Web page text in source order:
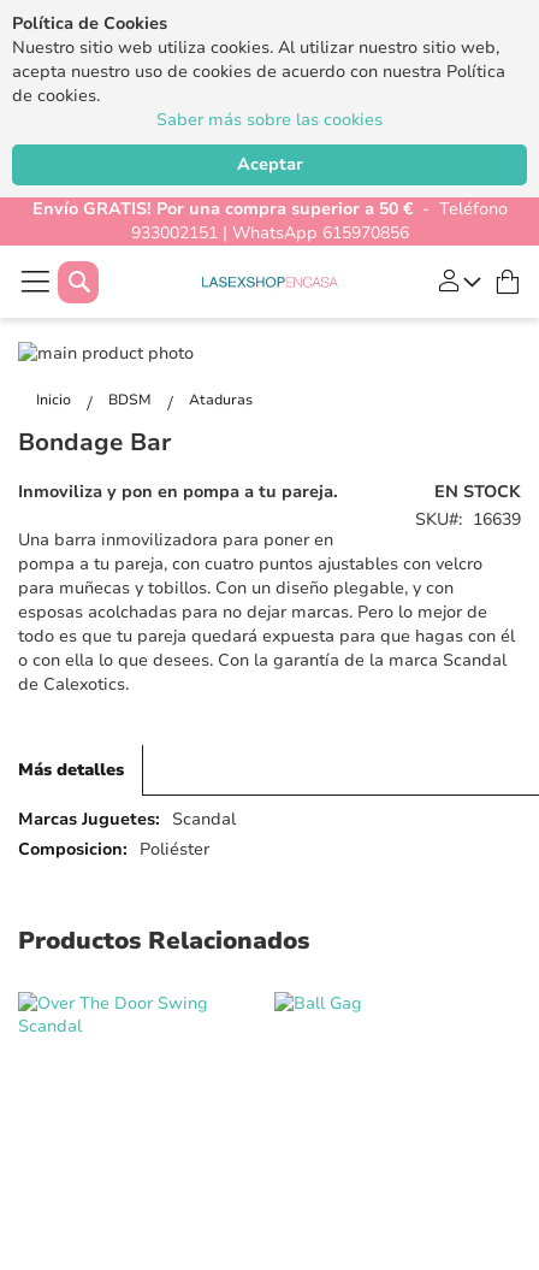
Política de Cookies
Nuestro sitio web utiliza cookies. Al utilizar nuestro sitio web,
acepta nuestro uso de cookies de acuerdo con nuestra Política
de cookies.
Saber más sobre las cookies
Aceptar
Envío GRATIS! Por una compra superior a 50 €- Teléfono
933002151 | WhatsApp 615970856
Buscar
Inicio BDSM Ataduras
Saltar
final
la
de
de
galería
imágenes
Bondage Bar
EN STOCK
SKU
16639
Inmoviliza y pon en pompa a tu pareja.
Una barra inmovilizadora para poner en
pompa a tu pareja, con cuatro puntos ajustables con velcro
para muñecas y tobillos. Con un diseño plegable, y con
esposas acolchadas para no dejar marcas. Pero lo mejor de
todo es que tu pareja quedará expuesta para que hagas con él
o con ella lo que desees. Con la garantía de la marca Scandal
de Calexotics.
Más detalles
Más
detalles
Scandal
Poliéster
Productos Relacionados